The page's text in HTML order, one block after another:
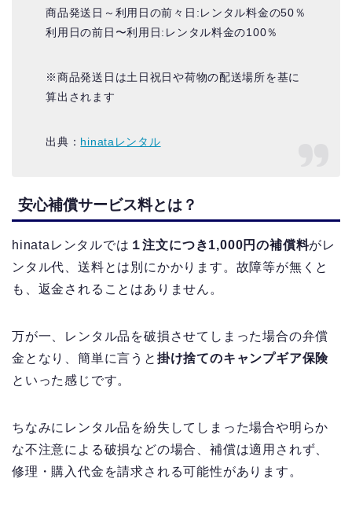
商品発送日～利用日の前々日:レンタル料金の50％
利用日の前日〜利用日:レンタル料金の100％
※商品発送日は土日祝日や荷物の配送場所を基に
算出されます
出典： hinataレンタル
安心補償サービス料とは？
hinataレンタルでは １注文につき1,000円の補償料がレ
ンタル代、送料とは別にかかります。故障等が無くと
も、返金されることはありません。
万が一、レンタル品を破損させてしまった場合の弁償
金となり、簡単に言うと 掛け捨てのキャンプギア保険
といった感じです。
ちなみにレンタル品を紛失してしまった場合や明らか
な不注意による破損などの場合、補償は適用されず、
修理・購入代金を請求される可能性があります。